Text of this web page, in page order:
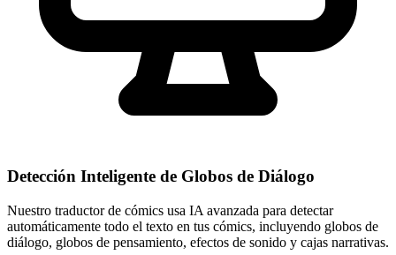
Detección Inteligente de Globos de Diálogo
Nuestro traductor de cómics usa IA avanzada para detectar
automáticamente todo el texto en tus cómics, incluyendo globos de
diálogo, globos de pensamiento, efectos de sonido y cajas narrativas.